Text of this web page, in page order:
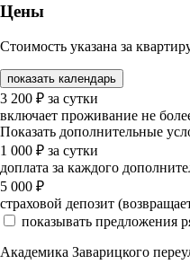
Цены
Стоимость указана за
показать календарь
3 200 ₽ за сутки
включает проживание не
Показать дополнительные
1 000 ₽ за сутки
доплата за каждого
5 000 ₽
страховой депозит
показывать предложения
Академика Заварицкого